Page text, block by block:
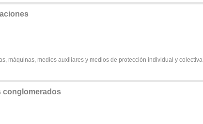
máquinas, medios auxiliares y medios de protección individual y colectiva
conglomerados